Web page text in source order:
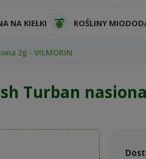
NA KIEŁKI ROŚLINY
2g - VILMORIN
Turban